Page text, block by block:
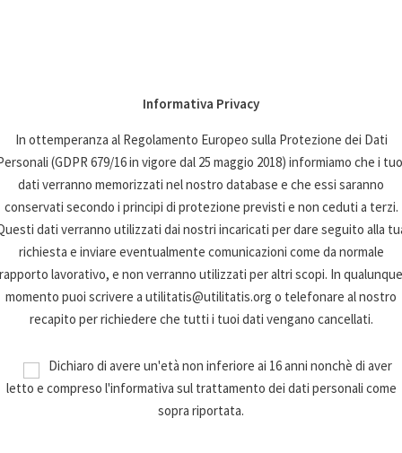
Informativa Privacy
In ottemperanza al Regolamento Europeo sulla Protezione dei Dati
(GDPR 679/16 in vigore dal 25 maggio 2018) informiamo che i
dati verranno memorizzati nel nostro database e che essi saranno
conservati secondo i principi di protezione previsti e non ceduti a terzi.
dati verranno utilizzati dai nostri incaricati per dare seguito alla
richiesta e inviare eventualmente comunicazioni come da normale
rapporto lavorativo, e non verranno utilizzati per altri scopi. In qualunque
momento puoi scrivere a utilitatis@utilitatis.org o telefonare al nostro
recapito per richiedere che tutti i tuoi dati vengano cancellati.
Dichiaro di avere un'età non inferiore ai 16 anni nonchè di aver
letto e compreso l'informativa sul trattamento dei dati personali come
sopra riportata.